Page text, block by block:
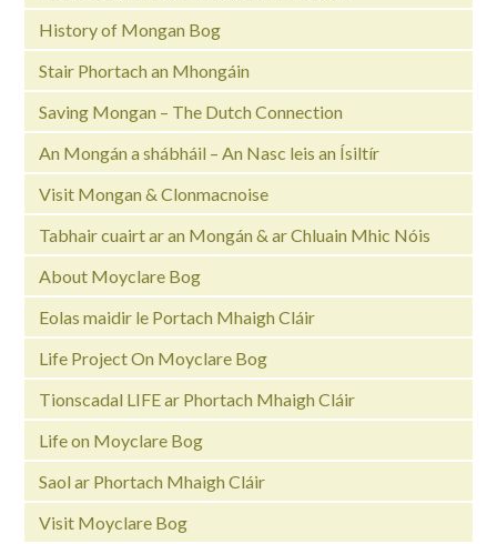
History of Mongan Bog
Stair Phortach an Mhongáin
Saving Mongan – The Dutch Connection
An Mongán a shábháil – An Nasc leis an Ísiltír
Visit Mongan & Clonmacnoise
Tabhair cuairt ar an Mongán & ar Chluain Mhic Nóis
About Moyclare Bog
Eolas maidir le Portach Mhaigh Cláir
Life Project On Moyclare Bog
Tionscadal LIFE ar Phortach Mhaigh Cláir
Life on Moyclare Bog
Saol ar Phortach Mhaigh Cláir
Visit Moyclare Bog